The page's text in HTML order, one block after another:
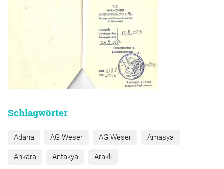
Schlagwörter
Adana AG Weser AG Weser Amasya
Ankara Antakya Araklı